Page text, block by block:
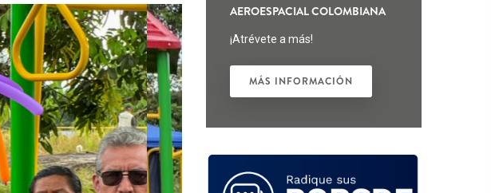
AEROESPACIAL COLOMBIANA
¡Atrévete a más!
MÁS INFORMACIÓN